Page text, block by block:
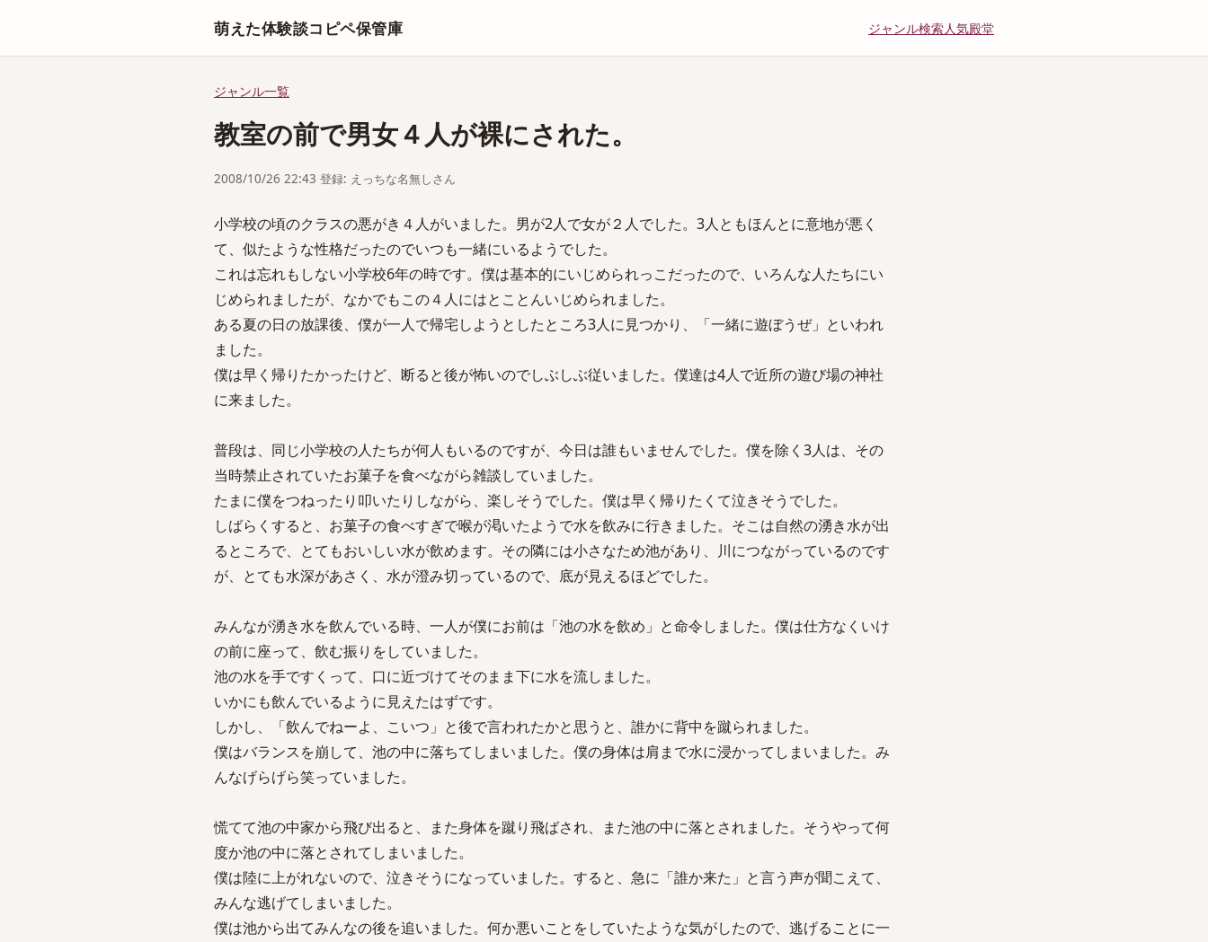
萌えた体験談コピペ保管庫 ジャンル検索人気殿堂
ジャンル一覧
教室の前で男女４人が裸にされた。
2008/10/26 22:43 登録: えっちな名無しさん
小学校の頃のクラスの悪がき４人がいました。男が2人で女が２人でした。3人ともほんとに意地が悪く
て、似たような性格だったのでいつも一緒にいるようでした。
これは忘れもしない小学校6年の時です。僕は基本的にいじめられっこだったので、いろんな人たちにい
じめられましたが、なかでもこの４人にはとことんいじめられました。
ある夏の日の放課後、僕が一人で帰宅しようとしたところ3人に見つかり、「一緒に遊ぼうぜ」といわれ
ました。
僕は早く帰りたかったけど、断ると後が怖いのでしぶしぶ従いました。僕達は4人で近所の遊び場の神社
に来ました。
普段は、同じ小学校の人たちが何人もいるのですが、今日は誰もいませんでした。僕を除く3人は、その
当時禁止されていたお菓子を食べながら雑談していました。
たまに僕をつねったり叩いたりしながら、楽しそうでした。僕は早く帰りたくて泣きそうでした。
しばらくすると、お菓子の食べすぎで喉が渇いたようで水を飲みに行きました。そこは自然の湧き水が出
るところで、とてもおいしい水が飲めます。その隣には小さなため池があり、川につながっているのです
が、とても水深があさく、水が澄み切っているので、底が見えるほどでした。
みんなが湧き水を飲んでいる時、一人が僕にお前は「池の水を飲め」と命令しました。僕は仕方なくいけ
の前に座って、飲む振りをしていました。
池の水を手ですくって、口に近づけてそのまま下に水を流しました。
いかにも飲んでいるように見えたはずです。
しかし、「飲んでねーよ、こいつ」と後で言われたかと思うと、誰かに背中を蹴られました。
僕はバランスを崩して、池の中に落ちてしまいました。僕の身体は肩まで水に浸かってしまいました。み
んなげらげら笑っていました。
慌てて池の中家から飛び出ると、また身体を蹴り飛ばされ、また池の中に落とされました。そうやって何
度か池の中に落とされてしまいました。
僕は陸に上がれないので、泣きそうになっていました。すると、急に「誰か来た」と言う声が聞こえて、
みんな逃げてしまいました。
僕は池から出てみんなの後を追いました。何か悪いことをしていたような気がしたので、逃げることに一